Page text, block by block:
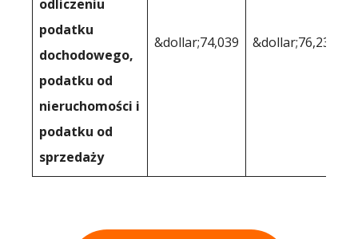
odliczeniu
podatku
dochodowego,
podatku od
nieruchomości i
podatku od
sprzedaży
&dollar;74,039 &dollar;76,231